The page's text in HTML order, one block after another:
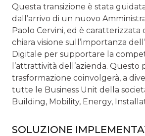
Questa transizione è stata
dall’arrivo di un nuovo
Paolo Cervini, ed è caratterizzata
chiara visione sull’importanza
Digitale per supportare la
l’attrattività dell’azienda. Questo
trasformazione coinvolgerà, a
tutte le Business Unit della
Building, Mobility, Energy,
SOLUZIONE